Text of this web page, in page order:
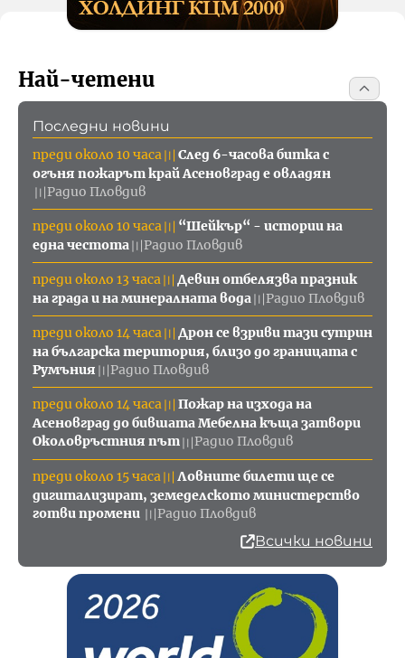
Най-четени
Последни новини
преди около 10 часа 〣 След 6-часова битка с
огъня пожарът край Асеновград е овладян
〣Радио Пловдив
преди около 10 часа〣 “Шейкър“ - истории на
една честота〣Радио Пловдив
преди около 13 часа〣 Девин отбелязва празник
на града и на минералната вода〣Радио Пловдив
преди около 14 часа〣 Дрон се взриви тази сутрин
на българска територия, близо до границата с
Румъния 〣 Радио Пловдив
преди около 14 часа〣 Пожар на изхода на
Асеновград до бившата Мебелна къща затвори
Околовръстния път〣Радио Пловдив
преди около 15 часа 〣 Ловните билети ще се
дигитализират, земеделското министерство
готви промени 〣Радио Пловдив
Всички новини